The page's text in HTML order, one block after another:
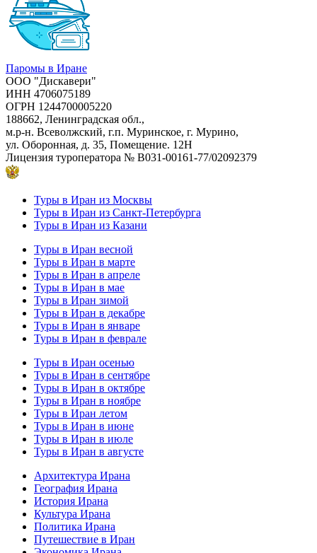
Паромы в Иране
ООО "Дискавери"
ИНН 4706075189
ОГРН 1244700005220
188662, Ленинградская обл.,
м.р-н. Всеволжский, г.п. Муринское, г. Мурино,
ул. Оборонная, д. 35, Помещение. 12Н
Лицензия туроператора № В031-00161-77/02092379
Туры в Иран из Москвы
Туры в Иран из Санкт-Петербурга
Туры в Иран из Казани
Туры в Иран весной
Туры в Иран в марте
Туры в Иран в апреле
Туры в Иран в мае
Туры в Иран зимой
Туры в Иран в декабре
Туры в Иран в январе
Туры в Иран в феврале
Туры в Иран осенью
Туры в Иран в сентябре
Туры в Иран в октябре
Туры в Иран в ноябре
Туры в Иран летом
Туры в Иран в июне
Туры в Иран в июле
Туры в Иран в августе
Архитектура Ирана
География Ирана
История Ирана
Культура Ирана
Политика Ирана
Путешествие в Иран